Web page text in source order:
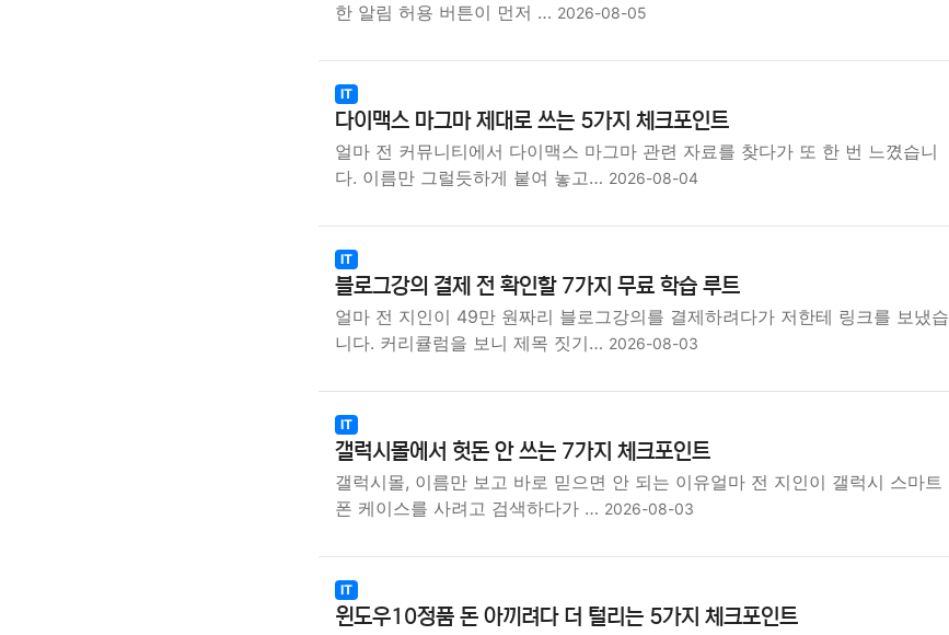
한 알림 허용 버튼이 먼저 … 2026-08-05
IT
다이맥스 마그마 제대로 쓰는 5가지 체크포인트
얼마 전 커뮤니티에서 다이맥스 마그마 관련 자료를 찾다가 또 한 번 느꼈습니
다. 이름만 그럴듯하게 붙여 놓고… 2026-08-04
IT
블로그강의 결제 전 확인할 7가지 무료 학습 루트
얼마 전 지인이 49만 원짜리 블로그강의를 결제하려다가 저한테 링크를 보냈습
니다. 커리큘럼을 보니 제목 짓기… 2026-08-03
IT
갤럭시몰에서 헛돈 안 쓰는 7가지 체크포인트
갤럭시몰, 이름만 보고 바로 믿으면 안 되는 이유얼마 전 지인이 갤럭시 스마트
폰 케이스를 사려고 검색하다가 … 2026-08-03
IT
윈도우10정품 돈 아끼려다 더 털리는 5가지 체크포인트